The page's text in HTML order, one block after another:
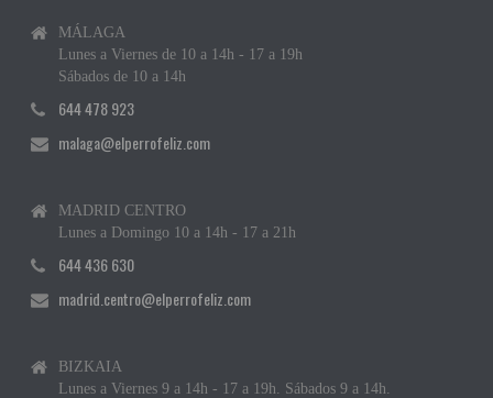
MÁLAGA
Lunes a Viernes de 10 a 14h - 17 a 19h
Sábados de 10 a 14h
644 478 923
malaga@elperrofeliz.com
MADRID CENTRO
Lunes a Domingo 10 a 14h - 17 a 21h
644 436 630
madrid.centro@elperrofeliz.com
BIZKAIA
Lunes a Viernes 9 a 14h - 17 a 19h. Sábados 9 a 14h.